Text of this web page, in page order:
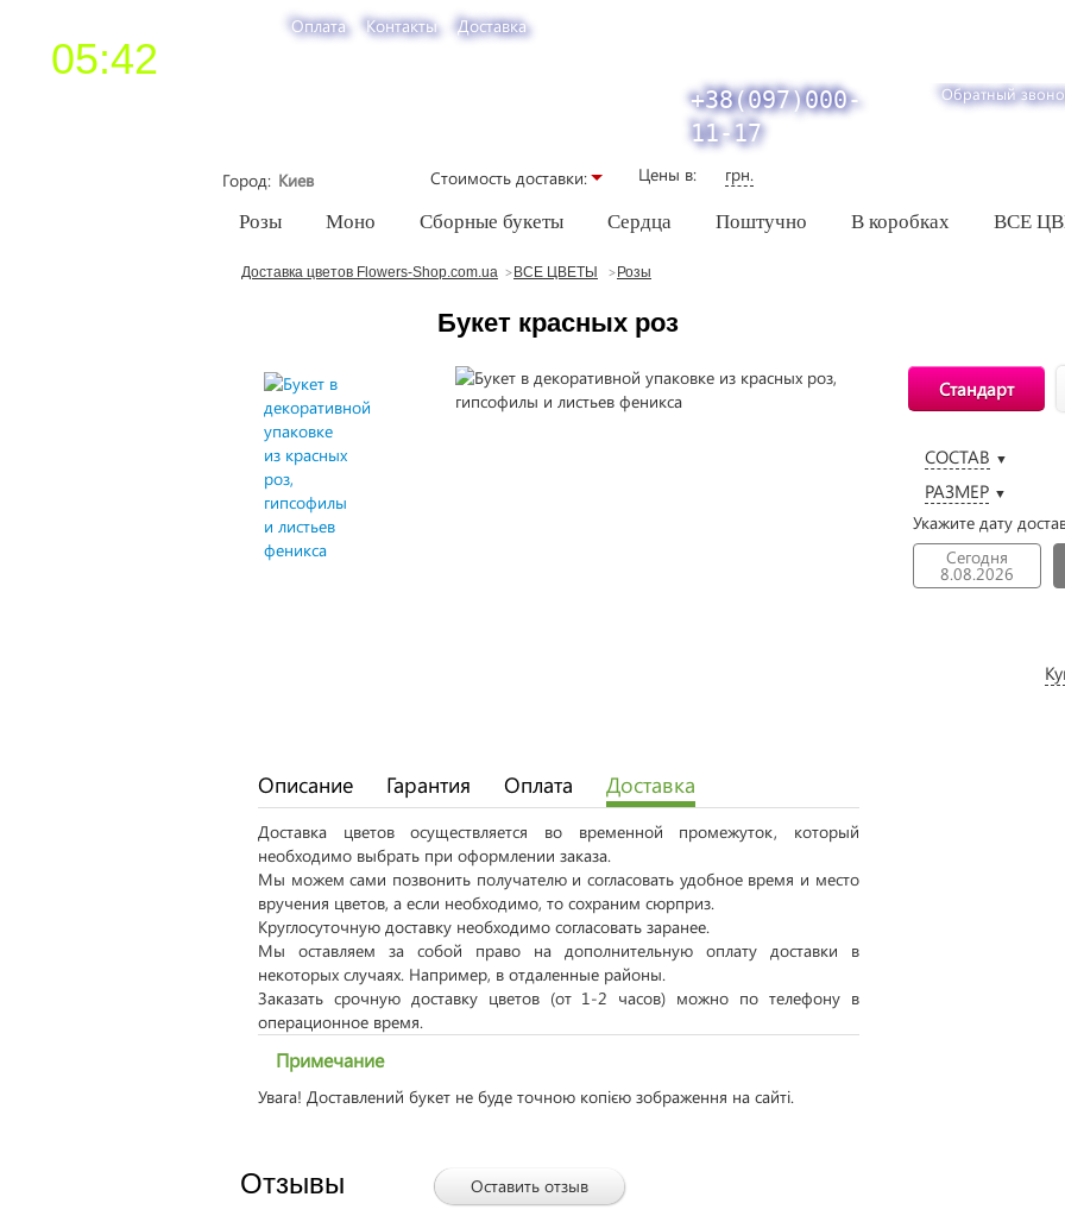
05:42
Оплата Контакты Доставка
+38(097)000-
11-17
Обратный
Город Стоимость доставки: Цены в: грн.
Розы Моно Сборные букеты Сердца Поштучно В коробках ВСЕ
Доставка цветов Flowers-Shop.com.ua ВСЕ ЦВЕТЫ Розы
Букет красных роз
Описание Гарантия Оплата Доставка
Доставка цветов осуществляется во временной промежуток, который
необходимо выбрать при оформлении заказа.
Мы можем сами позвонить получателю и согласовать удобное время и место
вручения цветов, а если необходимо, то сохраним сюрприз.
Круглосуточную доставку необходимо согласовать заранее.
Мы оставляем за собой право на дополнительную оплату доставки в
некоторых случаях. Например, в отдаленные районы.
Заказать срочную доставку цветов (от 1-2 часов) можно по телефону в
операционное время.
Примечание
Увага! Доставлений букет не буде точною копією зображення на сайті.
Стандарт
СОСТАВ ▼
РАЗМЕР ▼
Укажите дату
Сегодня
8.08.2026
Отзывы Оставить отзыв